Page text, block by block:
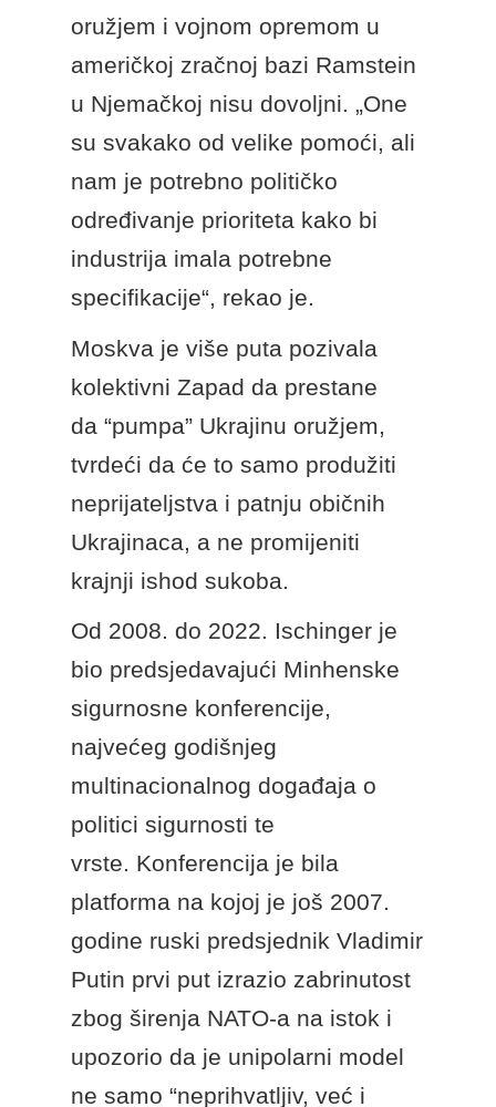
oružjem i vojnom opremom u
američkoj zračnoj bazi Ramstein
u Njemačkoj nisu dovoljni. „One
su svakako od velike pomoći, ali
nam je potrebno političko
određivanje prioriteta kako bi
industrija imala potrebne
specifikacije“, rekao je.
Moskva je više puta pozivala
kolektivni Zapad da prestane
da “pumpa” Ukrajinu oružjem,
tvrdeći da će to samo produžiti
neprijateljstva i patnju običnih
Ukrajinaca, a ne promijeniti
krajnji ishod sukoba.
Od 2008. do 2022. Ischinger je
bio predsjedavajući Minhenske
sigurnosne konferencije,
najvećeg godišnjeg
multinacionalnog događaja o
politici sigurnosti te
vrste. Konferencija je bila
platforma na kojoj je još 2007.
godine ruski predsjednik Vladimir
Putin prvi put izrazio zabrinutost
zbog širenja NATO-a na istok i
upozorio da je unipolarni model
ne samo “neprihvatljiv, već i